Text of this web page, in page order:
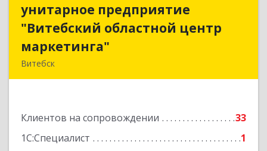
унитарное предприятие
"Витебский областной центр
маркетинга"
Витебск
Клиентов на сопровождении
33
1С:Специалист
1
унитарное предприятие
"Витебский областной центр
Подробнее